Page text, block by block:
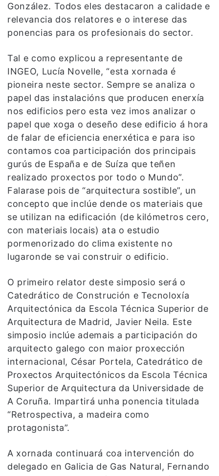
González. Todos eles destacaron a calidade e
relevancia dos relatores e o interese das
ponencias para os profesionais do sector.
Tal e como explicou a representante de
INGEO, Lucía Novelle, “esta xornada é
pioneira neste sector. Sempre se analiza o
papel das instalacións que producen enerxía
nos edificios pero esta vez imos analizar o
papel que xoga o deseño dese edificio á hora
de falar de eficiencia enerxética e para iso
contamos coa participación dos principais
gurús de España e de Suíza que teñen
realizado proxectos por todo o Mundo”.
Falarase pois de “arquitectura sostible”, un
concepto que inclúe dende os materiais que
se utilizan na edificación (de kilómetros cero,
con materiais locais) ata o estudio
pormenorizado do clima existente no
lugaronde se vai construir o edificio.
O primeiro relator deste simposio será o
Catedrático de Construción e Tecnoloxía
Arquitectónica da Escola Técnica Superior de
Arquitectura de Madrid, Javier Neila. Este
simposio inclúe ademais a participación do
arquitecto galego con maior proxección
internacional, César Portela, Catedrático de
Proxectos Arquitectónicos da Escola Técnica
Superior de Arquitectura da Universidade de
A Coruña. Impartirá unha ponencia titulada
“Retrospectiva, a madeira como
protagonista”.
A xornada continuará coa intervención do
delegado en Galicia de Gas Natural, Fernando